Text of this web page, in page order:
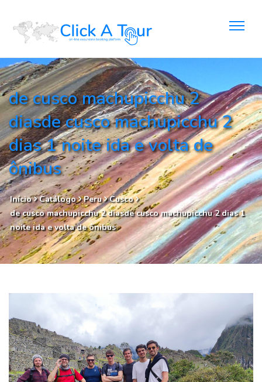
de cusco machupicchu 2
diasde cusco machupicchu 2
dias 1 noite ida e volta de
ônibus
Início Catálogo Peru Cusco
de cusco machupicchu 2 diasde cusco machupicchu 2 dias 1
noite ida e volta de ônibus